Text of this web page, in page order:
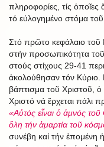
πληροφορίες, τίς
τό εὐλογημένο στόμα
Στό πρῶτο κεφάλαιο τοῦ
στήν προσωπικότητα
στούς στίχους 29-41
ἀκολούθησαν τόν Κύριο.
βάπτισμα τοῦ Χριστοῦ,
Χριστό νά ἔρχεται πάλι
«Αὐτός εἶναι ὁ ἀμνός
ὅλη τήν ἁμαρτία τοῦ
συνέβη καί τήν ἑπομένη